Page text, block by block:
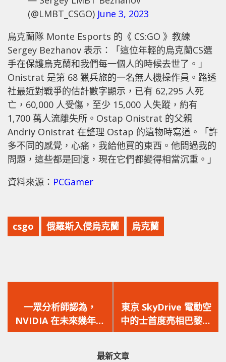
(@LMBT_CSGO) June 3, 2023
烏克蘭隊 Monte Esports 的《 CS:GO 》教練
Sergey Bezhanov 表示：「這位年輕的烏克蘭CS選
手在保護烏克蘭和我們每一個人的時候去世了。」
Onistrat 是第 68 獵兵旅的一名無人機操作員。路透
社最近對戰爭的估計數字顯示，已有 62,295 人死
亡，60,000 人受傷，至少 15,000 人失蹤，約有
1,700 萬人流離失所。Ostap Onistrat 的父親
Andriy Onistrat 在整理 Ostap 的遺物時寫道。「許
多不同的感覺，心痛，我給他買的東西。他問過我的
問題，這些都是回憶，現在它們都變得相當沉重。」
資料來源： PCGamer
csgo 俄羅斯入侵烏克蘭 烏克蘭
一
篇
文
一眾分析師認為，
NVIDIA 在未來幾年很
有可能成為地球上最具
一
篇
文
東京 SkyDrive 電動空
中的士首度亮相巴黎航
展，但續航程卻只有 15
最新文章